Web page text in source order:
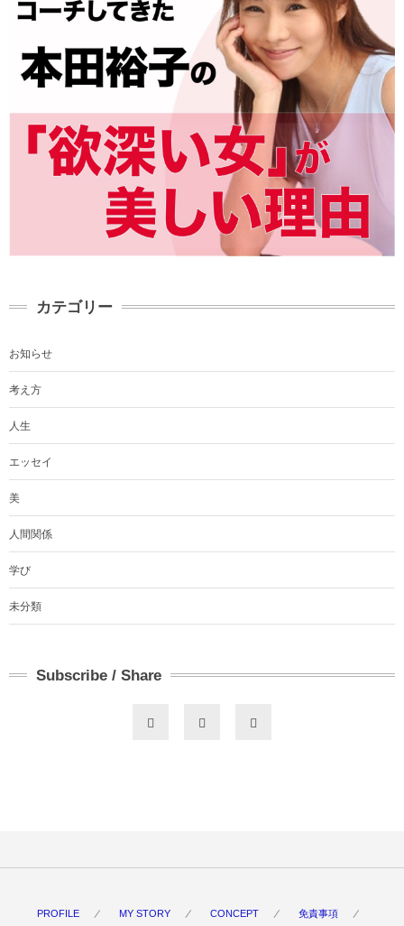
カテゴリー
お知らせ
考え方
人生
エッセイ
美
人間関係
学び
未分類
Subscribe / Share
PROFILE MY STORY CONCEPT 免責事項